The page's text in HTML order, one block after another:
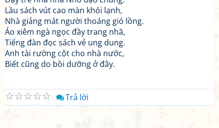
Lầu sách vút cao màn khói lạnh,
Nhà giảng mát người thoáng gió lồng.
Áo xiêm ngà ngọc đầy trang nhã,
Tiếng đàn đọc sách vẻ ung dung.
Anh tài rường cột cho nhà nước,
Biết cũng do bồi dưỡng ở đây.
☆
☆
☆
☆
☆ Trả lời